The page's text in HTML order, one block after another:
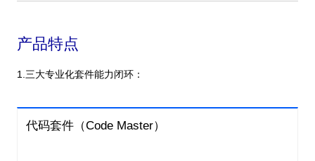
产品特点
1.三大专业化套件能力闭环：
代码套件（Code Master）